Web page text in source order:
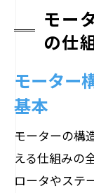
モ
う
モー
基本構造
モー
モー
よう
モー
の仕
モーター
基本
モーターの構
える仕組みの
ロータやステ